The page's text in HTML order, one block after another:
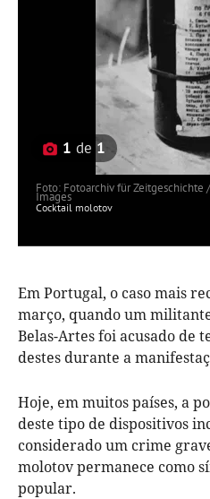
1 de 1
Cocktail molotov
Foto: Fotoarchiv für
Images
Em Portugal, o caso mais
março, quando um
Belas-Artes foi acusado de
destes durante a
Hoje, em muitos países, a
deste tipo de dispositivos
considerado um crime
molotov permanece como
popular.